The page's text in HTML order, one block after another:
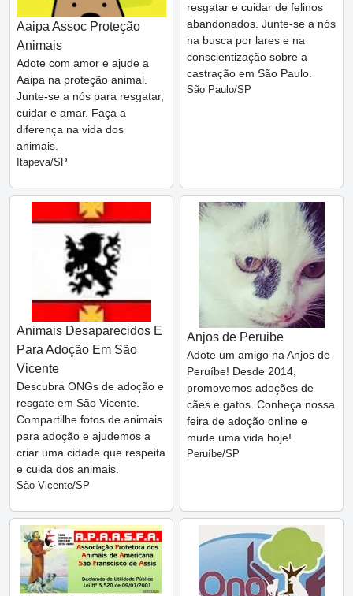
Aaipa Assoc Proteção
Animais
Adote com amor e ajude a
Aaipa na proteção animal.
Junte-se a nós para resgatar,
cuidar e amar. Faça a
diferença na vida dos
animais.
Itapeva/SP
resgatar e cuidar de felinos
abandonados. Junte-se a nós
na busca por lares e na
conscientização sobre a
castração em São Paulo.
São Paulo/SP
Animais Desaparecidos E
Para Adoção Em São
Vicente
Descubra ONGs de adoção e
resgate em São Vicente.
Compartilhe fotos de animais
para adoção e ajudemos a
criar uma cidade que respeita
e cuida dos animais.
São Vicente/SP
Anjos de Peruibe
Adote um amigo na Anjos de
Peruíbe! Desde 2014,
promovemos adoções de
cães e gatos. Conheça nossa
feira de adoção online e
mude uma vida hoje!
Peruíbe/SP